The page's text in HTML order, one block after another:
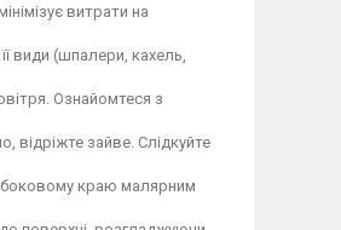
витрати на
види (шпалери, кахель,
Ознайомтеся з
відріжте зайве. Слідкуйте
боковому краю малярним